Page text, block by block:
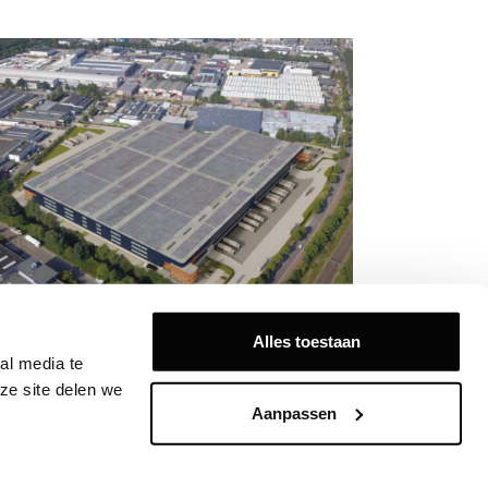
media te
site delen we
Alles toestaan
Aanpassen
BTZ-locatie Ritthem